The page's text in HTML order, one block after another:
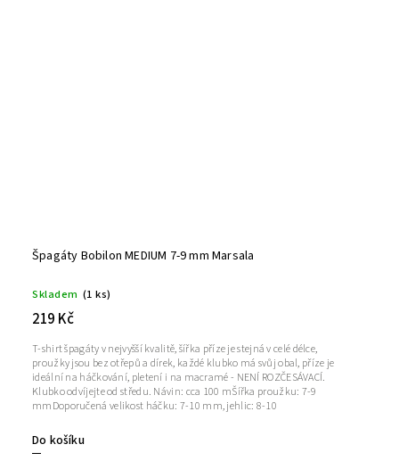
Špagáty Bobilon MEDIUM 7-9 mm Marsala
Skladem (1 ks)
219 Kč
Do košíku
T-shirt špagáty v nejvyšší kvalitě, šířka příze je stejná v celé délce,
proužky jsou bez otřepů a dírek, každé klubko má svůj obal, příze je
ideální na háčkování, pletení i na macramé - NENÍ ROZČESÁVACÍ.
Klubko odvíjejte od středu. Návin: cca 100 mŠířka proužku: 7-9
mmDoporučená velikost háčku: 7-10 mm, jehlic: 8-10